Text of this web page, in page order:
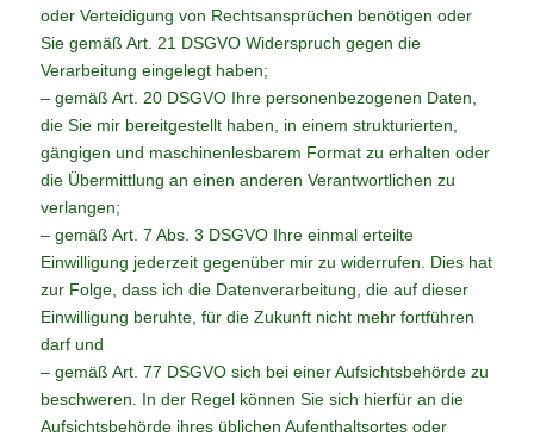
oder Verteidigung von Rechtsansprüchen benötigen oder
Sie gemäß Art. 21 DSGVO Widerspruch gegen die
Verarbeitung eingelegt haben;
– gemäß Art. 20 DSGVO Ihre personenbezogenen Daten,
die Sie mir bereitgestellt haben, in einem strukturierten,
gängigen und maschinenlesbarem Format zu erhalten oder
die Übermittlung an einen anderen Verantwortlichen zu
verlangen;
– gemäß Art. 7 Abs. 3 DSGVO Ihre einmal erteilte
Einwilligung jederzeit gegenüber mir zu widerrufen. Dies hat
zur Folge, dass ich die Datenverarbeitung, die auf dieser
Einwilligung beruhte, für die Zukunft nicht mehr fortführen
darf und
– gemäß Art. 77 DSGVO sich bei einer Aufsichtsbehörde zu
beschweren. In der Regel können Sie sich hierfür an die
Aufsichtsbehörde ihres üblichen Aufenthaltsortes oder